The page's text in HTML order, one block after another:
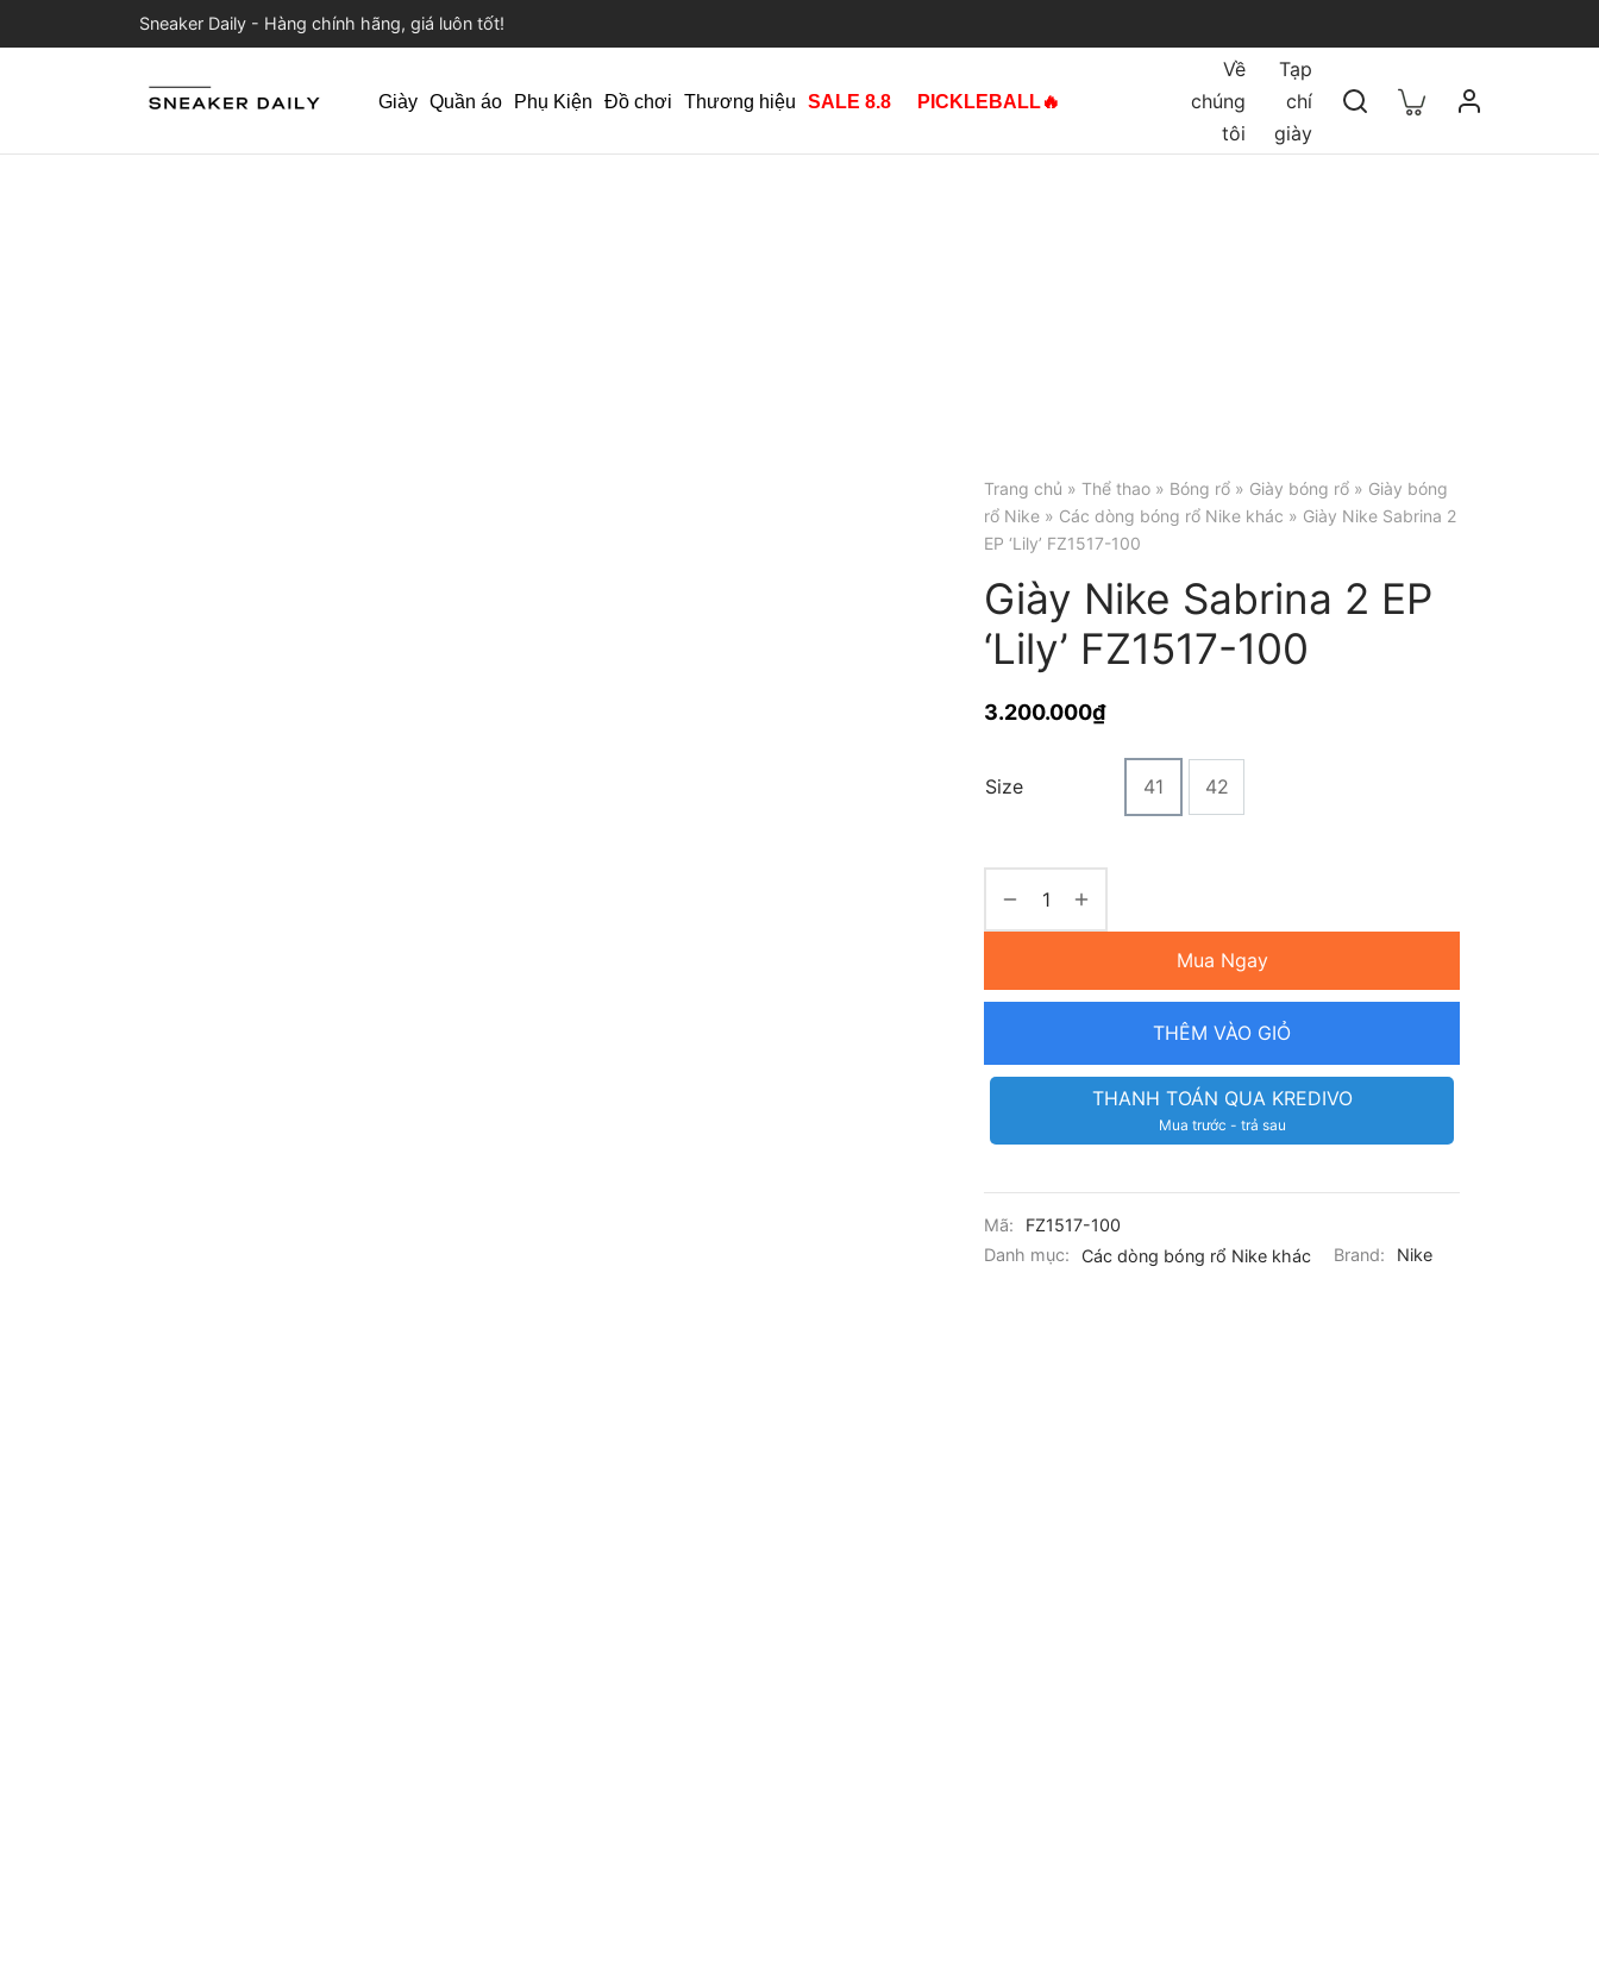
Sneaker Daily - Hàng chính hãng, giá luôn tốt!
Giày Quần áo Phụ Kiện Đồ chơi Thương hiệu SALE 8.8 PICKLEBALL🔥
Về
chúng
tôi
Tạp
chí
giày
Trang chủ » Thể thao » Bóng rổ » Giày bóng rổ » Giày bóng
rổ Nike » Các dòng bóng rổ Nike khác » Giày Nike Sabrina 2
EP ‘Lily’ FZ1517-100
Giày Nike Sabrina 2 EP
‘Lily’ FZ1517-100
3.200.000₫
Size 41 42
Mua Ngay
THÊM VÀO GIỎ
THANH TOÁN QUA KREDIVO
Mua trước - trả sau
Mã:
FZ1517-100
Danh mục:
Các dòng bóng rổ Nike khác Brand: Nike